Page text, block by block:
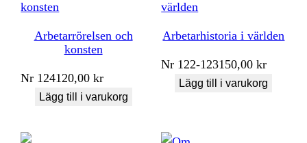
Arbetarrörelsen och
konsten
Nr 124120,00kr
Lägg till i varukorg
Arbetarhistoria i världen
Nr 122-123150,00kr
Lägg till i varukorg